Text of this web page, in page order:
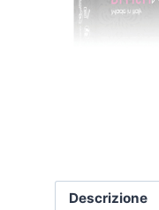
Descrizione